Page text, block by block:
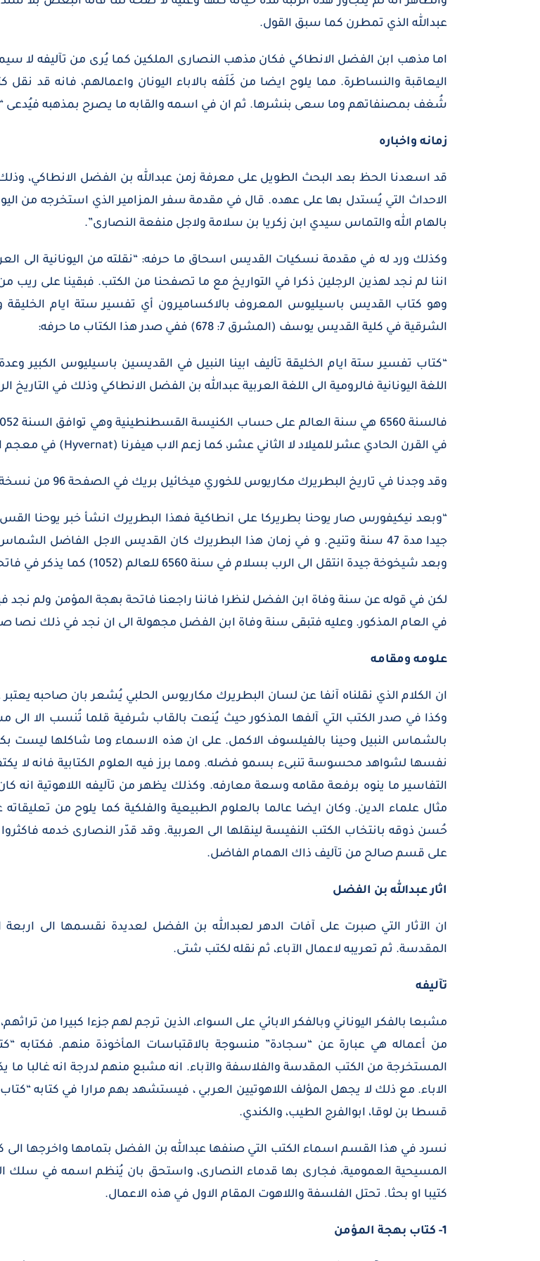
عبدالله الذي تمطرن كما سبق القول.
اما مذهب ابن الفضل الانطاكي فكان مذهب النصارى الملكين كما يُرى من تآليفه لا
اليعاقبة والنساطرة. مما يلوح ايضا من كَلَفه بالاباء اليونان واعمالهم، فانه قد نقل
شُغف بمصنفاتهم وما سعى بنشرها. ثم ان في اسمه والقابه ما يصرح بمذهبه فيُدعى
زمانه واخباره
قد اسعدنا الحظ بعد البحث الطويل على معرفة زمن عبدالله بن الفضل الانطاكي،
الاحداث التي يُستدل بها على عهده. قال في مقدمة سفر المزامير الذي استخرجه من
بالهام الله والتماس سيدي ابن زكريا بن سلامة ولاجل منفعة النصارى”.
وكذلك ورد له في مقدمة نسكيات القديس اسحاق ما حرفه: “نقلته من اليونانية الى
اننا لم نجد لهذين الرجلين ذكرا في التواريخ مع ما تصفحنا من الكتب. فبقينا على
وهو كتاب القديس باسيليوس المعروف بالاكساميرون أي تفسير ستة ايام
الشرقية في كلية القديس يوسف (المشرق 7: 678) ففي صدر هذا الكتاب ما حرفه:
“كتاب تفسير ستة ايام الخليقة تأليف ابينا النبيل في القديسين باسيليوس الكبير
اللغة اليونانية فالرومية الى اللغة العربية عبدالله بن الفضل الانطاكي وذلك في
في القرن الحادي عشر للميلاد لا الثاني عشر، كما زعم الاب هيفرنا (Hyvernat) في معجم الكتاب المقدس (Dictionnaire de la Bible I, 850).
وقد وجدنا في تاريخ البطريرك مكاريوس للخوري ميخائيل بريك في الصفحة 96 من نسخة المكتبة الشرقية ما نصه:
جيدا مدة 47 سنة وتنيح. و في زمان هذا البطريرك كان القديس الاجل الفاضل
وبعد شيخوخة جيدة انتقل الى الرب بسلام في سنة 6560 للعالم (1052) كما يذكر في فاتحة بهجة المؤمن”.
في العام المذكور. وعليه فتبقى سنة وفاة ابن الفضل مجهولة الى ان نجد في ذلك نصا
علومه ومقامه
ان الكلام الذي نقلناه آنفا عن لسان البطريرك مكاريوس الحلبي يُشعر بان صاحبه
وكذا في صدر الكتب التي آلفها المذكور حيث يُنعت بالقاب شرفية قلما تُنسب الا الى
بالشماس النبيل وحينا بالفيلسوف الاكمل. على ان هذه الاسماء وما شاكلها ليست
نفسها لشواهد محسوسة تنبىء بسمو فضله. ومما برز فيه العلوم الكتابية فانه لا
التفاسير ما ينوه برفعة مقامه وسعة معارفه. وكذلك يظهر من تآليفه اللاهوتية انه
مثال علماء الدين. وكان ايضا عالما بالعلوم الطبيعية والفلكية كما يلوح من
حُسن ذوقه بانتخاب الكتب النفيسة لينقلها الى العربية. وقد قدّر النصارى خدمه
على قسم صالح من تآليف ذاك الهمام الفاضل.
اثار عبدالله بن الفضل
ان الآثار التي صبرت على آفات الدهر لعبدالله بن الفضل لعديدة نقسمها الى اربعة
المقدسة. ثم تعريبه لاعمال الآباء، ثم نقله لكتب شتى.
تآليفه
مشبعا بالفكر اليوناني وبالفكر الابائي على السواء، الذين ترجم لهم جزءا كبيرا
من أعماله هي عبارة عن “سجادة” منسوجة بالاقتباسات المأخوذة منهم. فكتابه
المستخرجة من الكتب المقدسة والفلاسفة والآباء. انه مشبع منهم لدرجة انه غالبا
الاباء. مع ذلك لا يجهل المؤلف اللاهوتيين العربي ، فيستشهد بهم مرارا في كتابه
قسطا بن لوقا، ابوالفرج الطيب، والكندي.
نسرد في هذا القسم اسماء الكتب التي صنفها عبدالله بن الفضل بتمامها واخرجها الى
المسيحية العمومية، فجارى بها قدماء النصارى، واستحق بان يُنظم اسمه في سلك
كتيبا او بحثا. تحتل الفلسفة واللاهوت المقام الاول في هذه الاعمال.
1- كتاب بهجة المؤمن